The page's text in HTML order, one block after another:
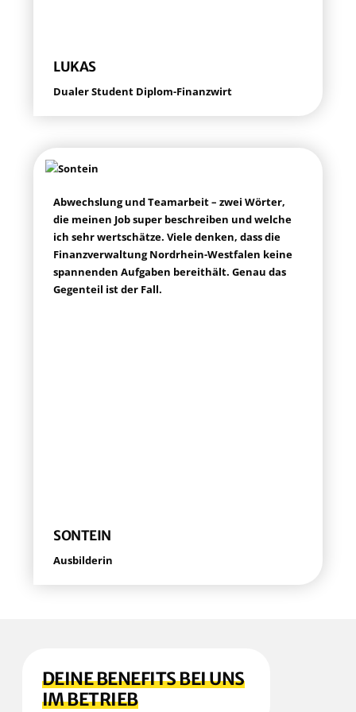
LUKAS
Dua­ler Stu­dent Diplom-Finanzwirt
Abwechs­lung und Team­ar­beit – zwei Wör­ter,
die mei­nen Job super beschrei­ben und wel­che
ich sehr wert­schät­ze. Vie­le den­ken, dass die
Finanz­ver­wal­tung Nord­rhein-West­fa­len kei­ne
span­nen­den Auf­ga­ben bereit­hält. Genau das
Gegen­teil ist der Fall.
SONT­EIN
Aus­bil­de­rin
DEI­NE BENE­FITS BEI UNS
IM BETRIEB